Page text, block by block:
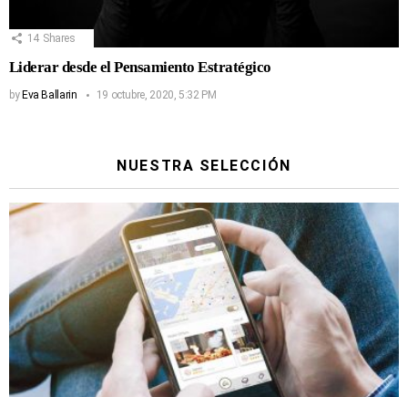
14 Shares
Liderar desde el Pensamiento Estratégico
by Eva Ballarin 19 octubre, 2020, 5:32 PM
NUESTRA SELECCIÓN